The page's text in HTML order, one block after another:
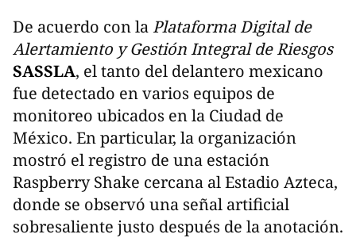
De acuerdo con laPlataforma Digital de
Alertamiento y Gestión Integral de Riesgos
SASSLA, el tanto del delantero mexicano
fue detectado en varios equipos de
monitoreo ubicados en la Ciudad de
México. En particular, la organización
mostró el registro de una estación
Raspberry Shake cercana al Estadio Azteca,
donde se observó una señal artificial
sobresaliente justo después de la anotación.